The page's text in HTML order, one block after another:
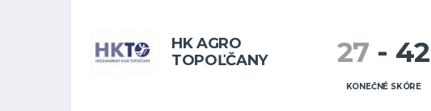
HK AGRO
TOPOĽČANY
27 - 42
KONEČNÉ SKÓRE